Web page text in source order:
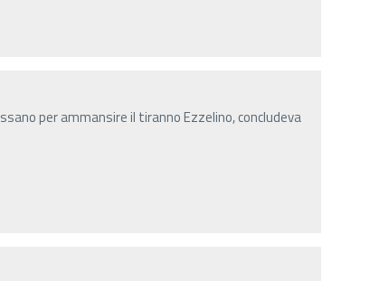
per ammansire il tiranno Ezzelino, concludeva